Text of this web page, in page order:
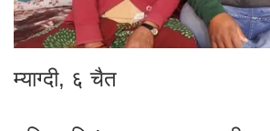
म्याग्दी, ६ चैत